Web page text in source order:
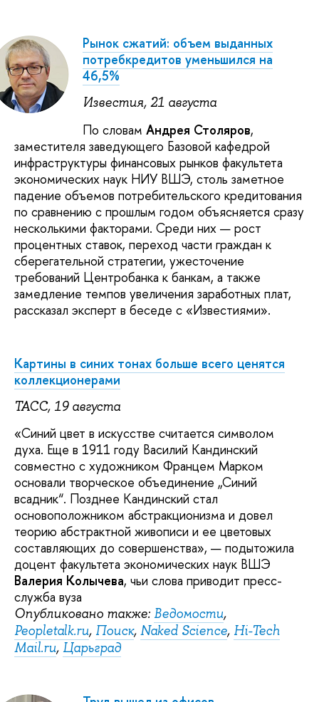
Рынок сжатий: объем выданных
потребкредитов уменьшился на
46,5%
Известия, 21 августа
По словам Андрея Столяров,
заместителя заведующего Базовой кафедрой
инфраструктуры финансовых рынков факультета
экономических наук НИУ ВШЭ, столь заметное
падение объемов потребительского кредитования
по сравнению с прошлым годом объясняется сразу
несколькими факторами. Среди них — рост
процентных ставок, переход части граждан к
сберегательной стратегии, ужесточение
требований Центробанка к банкам, а также
замедление темпов увеличения заработных плат,
рассказал эксперт в беседе с «Известиями».
Картины в синих тонах больше всего ценятся
коллекционерами
ТАСС, 19 августа
«Синий цвет в искусстве считается символом
духа. Еще в 1911 году Василий Кандинский
совместно с художником Францем Марком
основали творческое объединение „Синий
всадник“. Позднее Кандинский стал
основоположником абстракционизма и довел
теорию абстрактной живописи и ее цветовых
составляющих до совершенства», — подытожила
доцент факультета экономических наук ВШЭ
Валерия Колычева, чьи слова приводит пресс-
служба вуза
Опубликовано также: Ведомости,
Peopletalk.ru, Поиск, Naked Science, Hi-Tech
Mail.ru, Царьград